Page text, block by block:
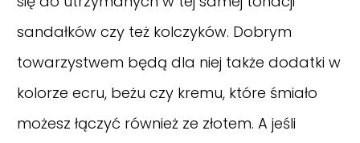
sandałków czy też kolczyków. Dobrym
towarzystwem będą dla niej także dodatki w
kolorze ecru, beżu czy kremu, które śmiało
możesz łączyć również ze złotem. A jeśli